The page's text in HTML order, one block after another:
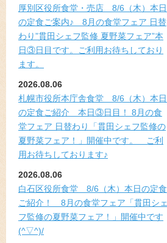
厚別区役所食堂・売店 8/6（木）本日
の定食ご案内♪ 8月の食堂フェア 日替
わり”貫田シェフ監修 夏野菜フェア”本
日③日目です。ご利用お待ちしており
ます。
2026.08.06
札幌市役所本庁舎食堂 8/6（木）本日
の定食ご紹介 本日③日目！ 8月の食
堂フェア 日替わり「貫田シェフ監修の
夏野菜フェア！」開催中です。 ご利
用お待ちしております♪
2026.08.06
白石区役所食堂 8/6（木）本日の定食
ご紹介！ 8月の食堂フェア「貫田シェ
フ監修の夏野菜フェア！」開催中です
(^▽^)/